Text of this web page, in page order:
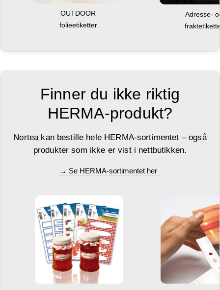
OUTDOOR
folieetiketter
Adresse-
Finner du ikke riktig
HERMA-produkt?
Nortea kan bestille hele HERMA-sortimentet – også
produkter som ikke er vist i nettbutikken.
→ Se HERMA-sortimentet her